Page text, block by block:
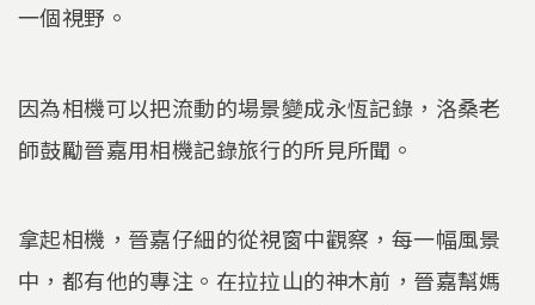
一個視野。
因為相機可以把流動的場景變成永恆記錄，洛桑老
師鼓勵晉嘉用相機記錄旅行的所見所聞。
拿起相機，晉嘉仔細的從視窗中觀察，每一幅風景
中，都有他的專注。在拉拉山的神木前，晉嘉幫媽